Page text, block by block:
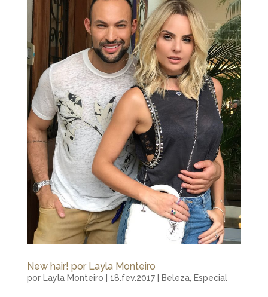
New hair! por Layla Monteiro
por Layla Monteiro 18.fev.2017| Beleza, Especial